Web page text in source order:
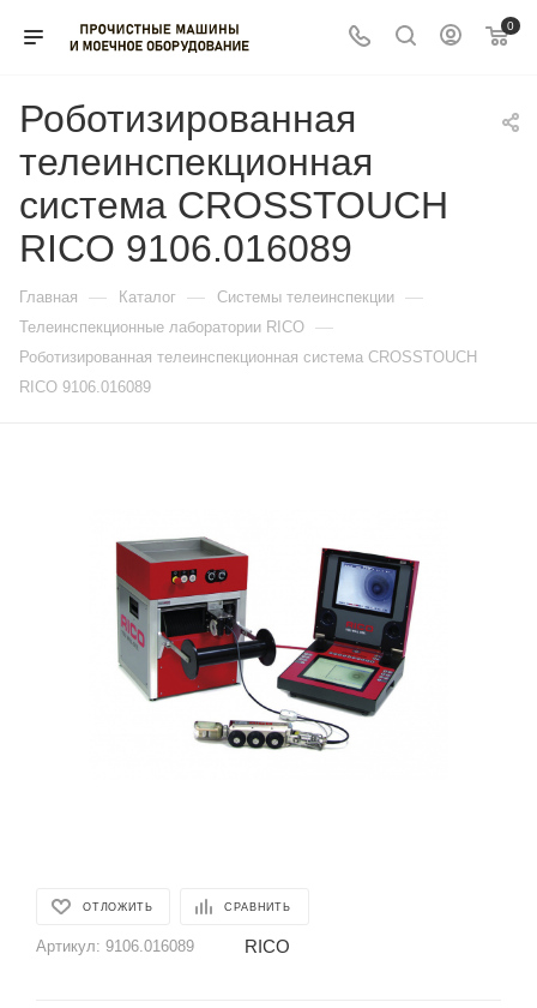
0
Роботизированная
телеинспекционная
система CROSSTOUCH
RICO 9106.016089
Главная — Каталог — Системы телеинспекции —
Телеинспекционные лаборатории RICO —
Роботизированная телеинспекционная система CROSSTOUCH
RICO 9106.016089
ОТЛОЖИТЬ СРАВНИТЬ
Артикул: 9106.016089 RICO